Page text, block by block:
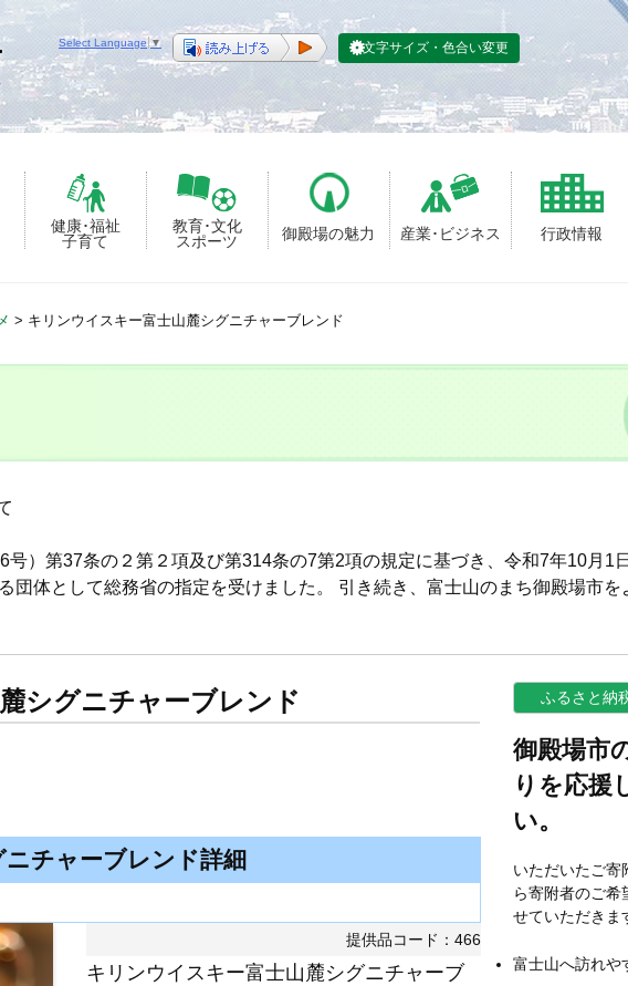
健康･福祉
子育て
教育･文化
スポーツ
御殿場の魅力 産業･ビジネス 行政情報
Select Language ▼ 文字サイズ・色合い変更
> キリンウイスキー富士山麓シグニチャーブレンド
）第37条の２第２項及び第314条の7第2項の規定に基づき、令和7年10月1
団体として総務省の指定を受けました。 引き続き、富士山のまち御殿場市を
シグニチャーブレンド
チャーブレンド詳細
提供品コード：466
キリンウイスキー富士山麓シグニチャーブ
ふるさと納
御殿場市
りを応援
い。
いただいたご寄
ら寄附者のご希
せていただきま
富士山へ訪れや